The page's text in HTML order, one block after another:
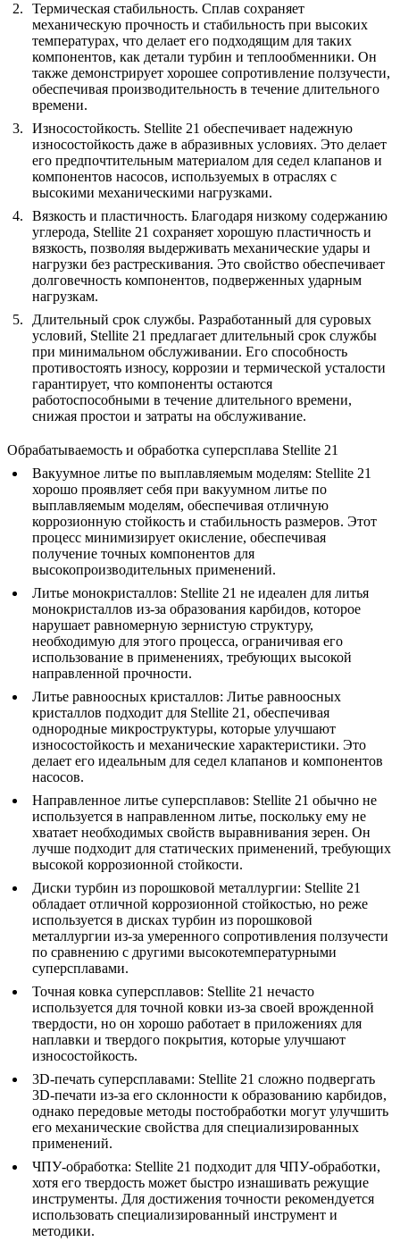
Термическая стабильность. Сплав сохраняет
механическую прочность и стабильность при высоких
температурах, что делает его подходящим для таких
компонентов, как детали турбин и теплообменники. Он
также демонстрирует хорошее сопротивление ползучести,
обеспечивая производительность в течение длительного
времени.
Износостойкость. Stellite 21 обеспечивает надежную
износостойкость даже в абразивных условиях. Это делает
его предпочтительным материалом для седел клапанов и
компонентов насосов, используемых в отраслях с
высокими механическими нагрузками.
Вязкость и пластичность. Благодаря низкому содержанию
углерода, Stellite 21 сохраняет хорошую пластичность и
вязкость, позволяя выдерживать механические удары и
нагрузки без растрескивания. Это свойство обеспечивает
долговечность компонентов, подверженных ударным
нагрузкам.
Длительный срок службы. Разработанный для суровых
условий, Stellite 21 предлагает длительный срок службы
при минимальном обслуживании. Его способность
противостоять износу, коррозии и термической усталости
гарантирует, что компоненты остаются
работоспособными в течение длительного времени,
снижая простои и затраты на обслуживание.
Обрабатываемость и обработка суперсплава Stellite 21
Вакуумное литье по выплавляемым моделям: Stellite 21
хорошо проявляет себя при вакуумном литье по
выплавляемым моделям, обеспечивая отличную
коррозионную стойкость и стабильность размеров. Этот
процесс минимизирует окисление, обеспечивая
получение точных компонентов для
высокопроизводительных применений.
Литье монокристаллов: Stellite 21 не идеален для литья
монокристаллов из-за образования карбидов, которое
нарушает равномерную зернистую структуру,
необходимую для этого процесса, ограничивая его
использование в применениях, требующих высокой
направленной прочности.
Литье равноосных кристаллов: Литье равноосных
кристаллов подходит для Stellite 21, обеспечивая
однородные микроструктуры, которые улучшают
износостойкость и механические характеристики. Это
делает его идеальным для седел клапанов и компонентов
насосов.
Направленное литье суперсплавов: Stellite 21 обычно не
используется в направленном литье, поскольку ему не
хватает необходимых свойств выравнивания зерен. Он
лучше подходит для статических применений, требующих
высокой коррозионной стойкости.
Диски турбин из порошковой металлургии: Stellite 21
обладает отличной коррозионной стойкостью, но реже
используется в дисках турбин из порошковой
металлургии из-за умеренного сопротивления ползучести
по сравнению с другими высокотемпературными
суперсплавами.
Точная ковка суперсплавов: Stellite 21 нечасто
используется для точной ковки из-за своей врожденной
твердости, но он хорошо работает в приложениях для
наплавки и твердого покрытия, которые улучшают
износостойкость.
3D-печать суперсплавами: Stellite 21 сложно подвергать
3D-печати из-за его склонности к образованию карбидов,
однако передовые методы постобработки могут улучшить
его механические свойства для специализированных
применений.
ЧПУ-обработка: Stellite 21 подходит для ЧПУ-обработки,
хотя его твердость может быстро изнашивать режущие
инструменты. Для достижения точности рекомендуется
использовать специализированный инструмент и
методики.